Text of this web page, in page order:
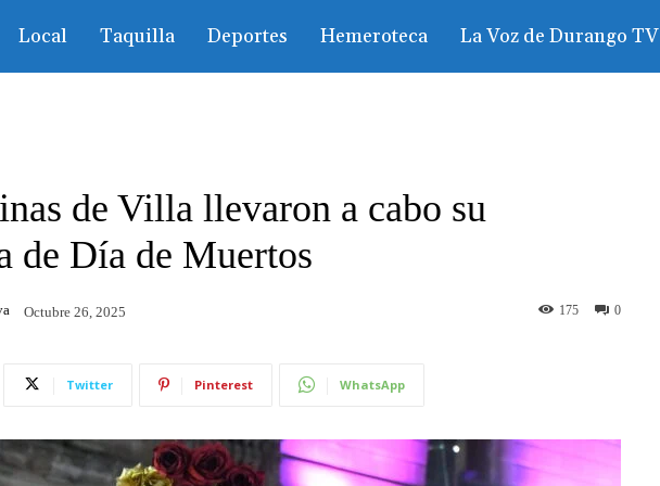
Local Taquilla Deportes Hemeroteca La Voz de Durango TV
de Villa llevaron a cabo su
de Día de Muertos
Octubre 26, 2025 0
175
Twitter Pinterest WhatsApp